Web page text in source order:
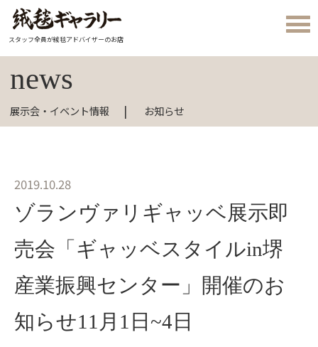
スタッフ全員が絨毯アドバイザーのお店
news
展示会・イベント情報 お知らせ
2019.10.28
ゾランヴァリギャッベ展示即
売会「ギャッベスタイルin堺
産業振興センター」開催のお
知らせ11月1日~4日